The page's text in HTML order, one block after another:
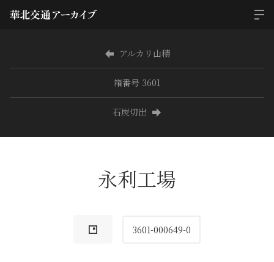
アルカリ山積
箱番号 3601
石炭切出
永利工場
3601-000649-0